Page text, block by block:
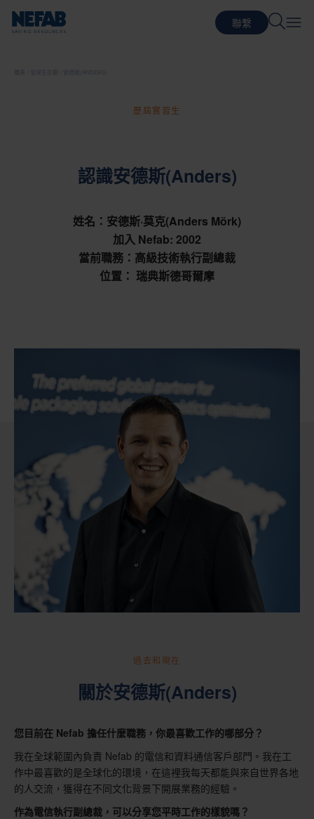
聯繫
歷屆實習生
安德斯(ANDERS)
認識安德斯(Anders)
姓名：安德斯·莫克(Anders Mörk)
加入 Nefab: 2002
當前職務：高級技術執行副總裁
位置： 瑞典斯德哥爾摩
過去和現在
關於安德斯(Anders)
您目前在 Nefab 擔任什麼職務，你最喜歡工作的哪部分？
我在全球範圍內負責 Nefab 的電信和資料通信客戶部門。我在工
作中最喜歡的是全球化的環境，在這裡我每天都能與來自世界各地
的人交流，獲得在不同文化背景下開展業務的經驗。
作為電信執行副總裁，可以分享您平時工作的樣貌嗎？